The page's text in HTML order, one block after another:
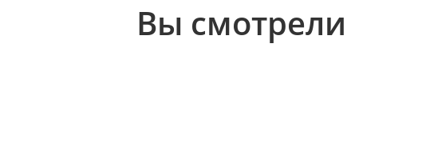
Вы смотрели